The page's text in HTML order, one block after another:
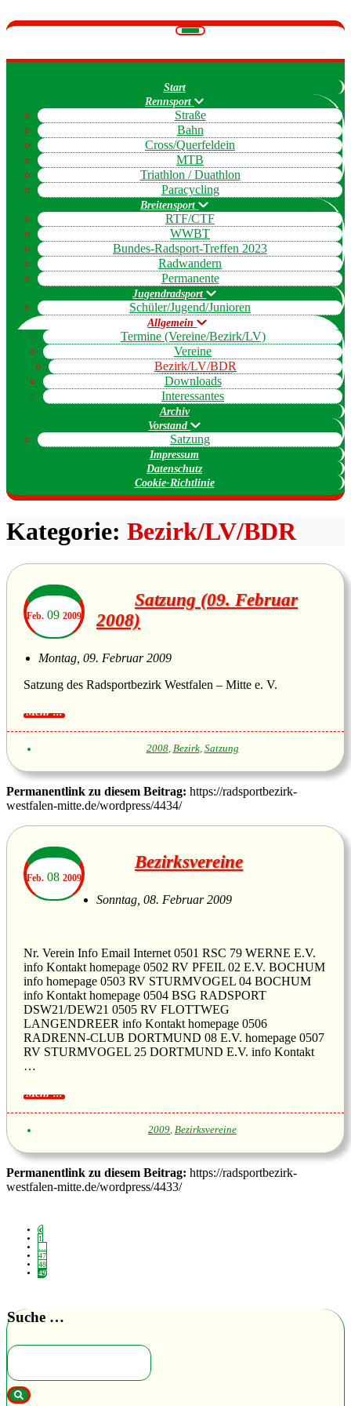
Navigation
Start
Rennsport
Straße
Bahn
Cross/Querfeldein
MTB
Triathlon / Duathlon
Paracycling
Breitensport
RTF/CTF
WWBT
Bundes-Radsport-Treffen 2023
Radwandern
Permanente
Jugendradsport
Schüler/Jugend/Junioren
Allgemein
Termine (Vereine/Bezirk/LV)
Vereine
Bezirk/LV/BDR
Downloads
Interessantes
Archiv
Vorstand
Satzung
Impressum
Datenschutz
Cookie-Richtlinie
Kategorie: Bezirk/LV/BDR
Feb. 09 2009
Satzung (09. Februar
2008)
Montag, 09. Februar 2009
Satzung des Radsportbezirk Westfalen – Mitte e. V.
2008, Bezirk, Satzung
Permanentlink zu diesem Beitrag: https://radsportbezirk-
westfalen-mitte.de/wordpress/4434/
Feb. 08 2009
Bezirksvereine
Sonntag, 08. Februar 2009
Nr. Verein Info Email Internet 0501 RSC 79 WERNE E.V.
info Kontakt homepage 0502 RV PFEIL 02 E.V. BOCHUM
info homepage 0503 RV STURMVOGEL 04 BOCHUM
info Kontakt homepage 0504 BSG RADSPORT
DSW21/DEW21 0505 RV FLOTTWEG
LANGENDREER info Kontakt homepage 0506
RADRENN-CLUB DORTMUND 08 E.V. homepage 0507
RV STURMVOGEL 25 DORTMUND E.V. info Kontakt
…
2009, Bezirksvereine
Permanentlink zu diesem Beitrag: https://radsportbezirk-
westfalen-mitte.de/wordpress/4433/
1
…
47
48
49
Suche …